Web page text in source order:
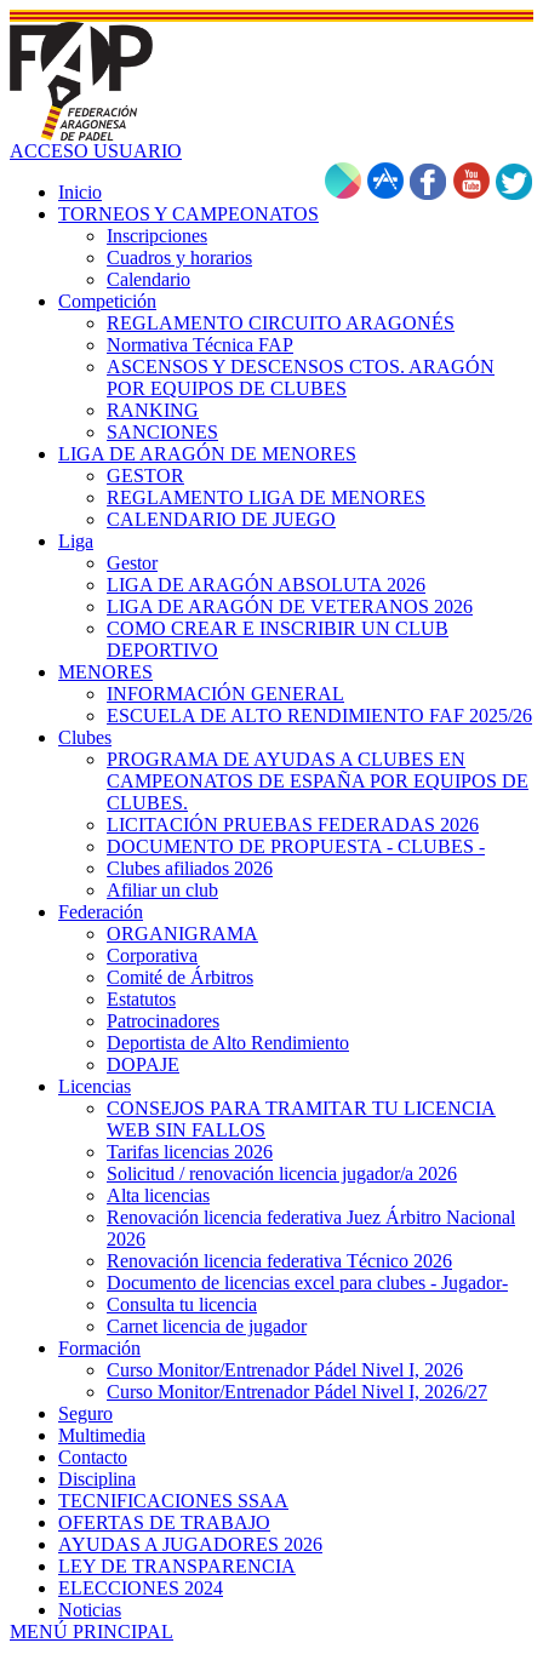
ACCESO USUARIO
Inicio
TORNEOS Y CAMPEONATOS
Inscripciones
Cuadros y horarios
Calendario
Competición
REGLAMENTO CIRCUITO ARAGONÉS
Normativa Técnica FAP
ASCENSOS Y DESCENSOS CTOS. ARAGÓN
POR EQUIPOS DE CLUBES
RANKING
SANCIONES
LIGA DE ARAGÓN DE MENORES
GESTOR
REGLAMENTO LIGA DE MENORES
CALENDARIO DE JUEGO
Liga
Gestor
LIGA DE ARAGÓN ABSOLUTA 2026
LIGA DE ARAGÓN DE VETERANOS 2026
COMO CREAR E INSCRIBIR UN CLUB
DEPORTIVO
MENORES
INFORMACIÓN GENERAL
ESCUELA DE ALTO RENDIMIENTO FAF 2025/26
Clubes
PROGRAMA DE AYUDAS A CLUBES EN
CAMPEONATOS DE ESPAÑA POR EQUIPOS DE
CLUBES.
LICITACIÓN PRUEBAS FEDERADAS 2026
DOCUMENTO DE PROPUESTA - CLUBES -
Clubes afiliados 2026
Afiliar un club
Federación
ORGANIGRAMA
Corporativa
Comité de Árbitros
Estatutos
Patrocinadores
Deportista de Alto Rendimiento
DOPAJE
Licencias
CONSEJOS PARA TRAMITAR TU LICENCIA
WEB SIN FALLOS
Tarifas licencias 2026
Solicitud / renovación licencia jugador/a 2026
Alta licencias
Renovación licencia federativa Juez Árbitro Nacional
2026
Renovación licencia federativa Técnico 2026
Documento de licencias excel para clubes - Jugador-
Consulta tu licencia
Carnet licencia de jugador
Formación
Curso Monitor/Entrenador Pádel Nivel I, 2026
Curso Monitor/Entrenador Pádel Nivel I, 2026/27
Seguro
Multimedia
Contacto
Disciplina
TECNIFICACIONES SSAA
OFERTAS DE TRABAJO
AYUDAS A JUGADORES 2026
LEY DE TRANSPARENCIA
ELECCIONES 2024
Noticias
MENÚ PRINCIPAL